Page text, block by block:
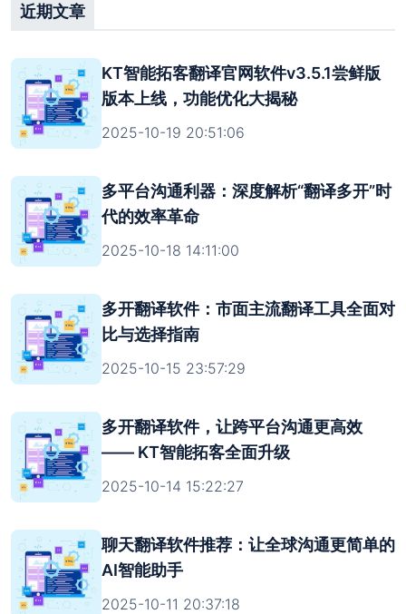
近期文章
KT智能拓客翻译官网软件v3.5.1尝鲜版
版本上线，功能优化大揭秘
2025-10-19 20:51:06
多平台沟通利器：深度解析“翻译多开”时
代的效率革命
2025-10-18 14:11:00
多开翻译软件：市面主流翻译工具全面对
比与选择指南
2025-10-15 23:57:29
多开翻译软件，让跨平台沟通更高效
—— KT智能拓客全面升级
2025-10-14 15:22:27
聊天翻译软件推荐：让全球沟通更简单的
AI智能助手
2025-10-11 20:37:18